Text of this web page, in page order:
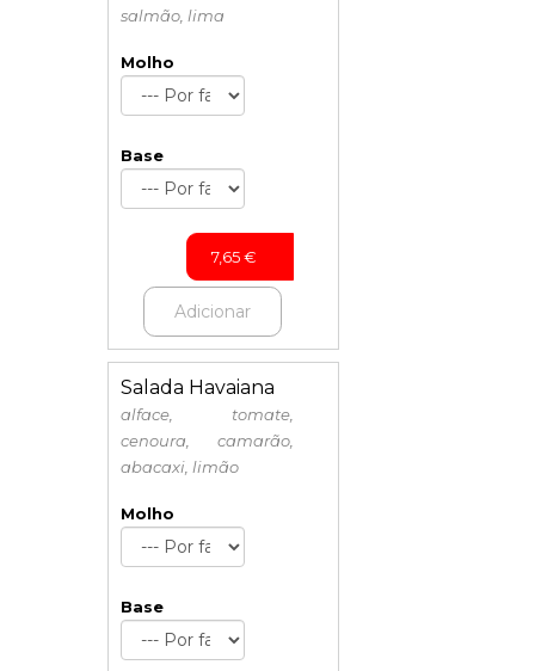
salmão, lima
Molho
Base
7,65€
Adicionar
Salada Havaiana
alface, tomate,
cenoura, camarão,
abacaxi, limão
Molho
Base